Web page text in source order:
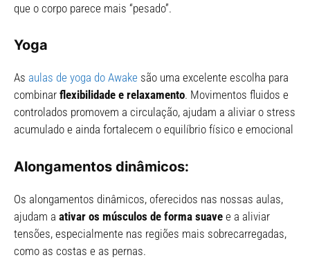
que o corpo parece mais “pesado”.
Yoga
As aulas de yoga do Awake são uma excelente escolha para
combinar flexibilidade e relaxamento. Movimentos fluidos e
controlados promovem a circulação, ajudam a aliviar o stress
acumulado e ainda fortalecem o equilíbrio físico e emocional
Alongamentos dinâmicos:
Os alongamentos dinâmicos, oferecidos nas nossas aulas,
ajudam a ativar os músculos de forma suave e a aliviar
tensões, especialmente nas regiões mais sobrecarregadas,
como as costas e as pernas.